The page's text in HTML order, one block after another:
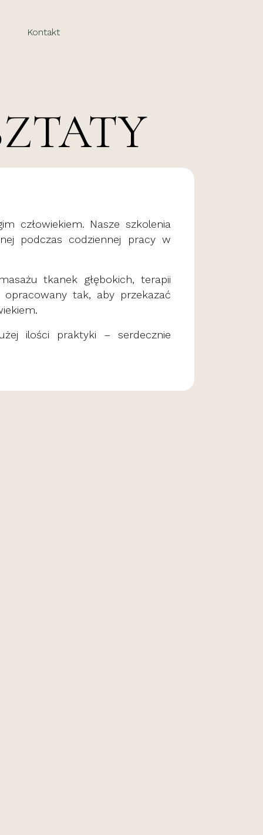
Kontakt
człowiekiem. Nasze szkolenia
podczas codziennej pracy w
tkanek głębokich, terapii
tak, aby przekazać
ilości praktyki – serdecznie